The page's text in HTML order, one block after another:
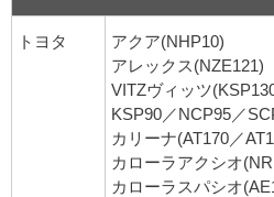
トヨタ
アクア(NHP10)
アレックス(NZE121)
VITZヴィッツ
KSP90／NCP95／
カリーナ(AT170／
カローラアクシオ
カローラスパシオ